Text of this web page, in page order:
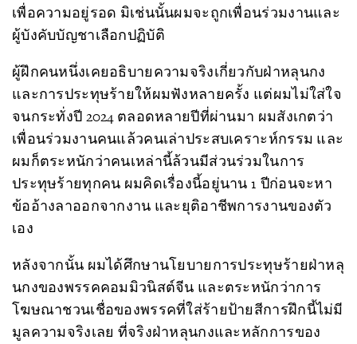
เพื่อความอยู่รอด มิเช่นนั้นผมจะถูกเพื่อนร่วมงานและ
ผู้บังคับบัญชาเลือกปฏิบัติ
ผู้ฝึกคนหนึ่งเคยอธิบายความจริงเกี่ยวกับฝ่าหลุนกง
และการประทุษร้ายให้ผมฟังหลายครั้ง แต่ผมไม่ใส่ใจ
จนกระทั่งปี 2024 ตลอดหลายปีที่ผ่านมา ผมสังเกตว่า
เพื่อนร่วมงานคนแล้วคนเล่าประสบเคราะห์กรรม และ
ผมก็ตระหนักว่าคนเหล่านี้ล้วนมีส่วนร่วมในการ
ประทุษร้ายทุกคน ผมคิดเรื่องนี้อยู่นาน 1 ปีก่อนจะหา
ข้ออ้างลาออกจากงาน และยุติอาชีพการงานของตัว
เอง
หลังจากนั้น ผมได้ศึกษานโยบายการประทุษร้ายฝ่าหลุ
นกงของพรรคคอมมิวนิสต์จีน และตระหนักว่าการ
โฆษณาชวนเชื่อของพรรคที่ใส่ร้ายป้ายสีการฝึกนี้ไม่มี
มูลความจริงเลย ที่จริงฝ่าหลุนกงและหลักการของ